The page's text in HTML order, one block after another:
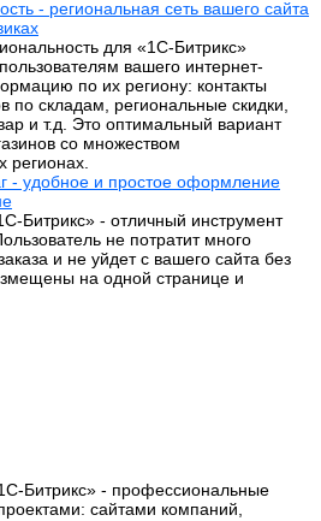
- региональная сеть вашего сайта
для «1С-Битрикс»
вашего интернет-
по их региону: контакты
по складам, региональные скидки,
и т.д. Это оптимальный вариант
со множеством
регионах.
- удобное и простое оформление
Битрикс» - отличный инструмент
не потратит много
и не уйдет с вашего сайта без
на одной странице и
Битрикс» - профессиональные
сайтами компаний,